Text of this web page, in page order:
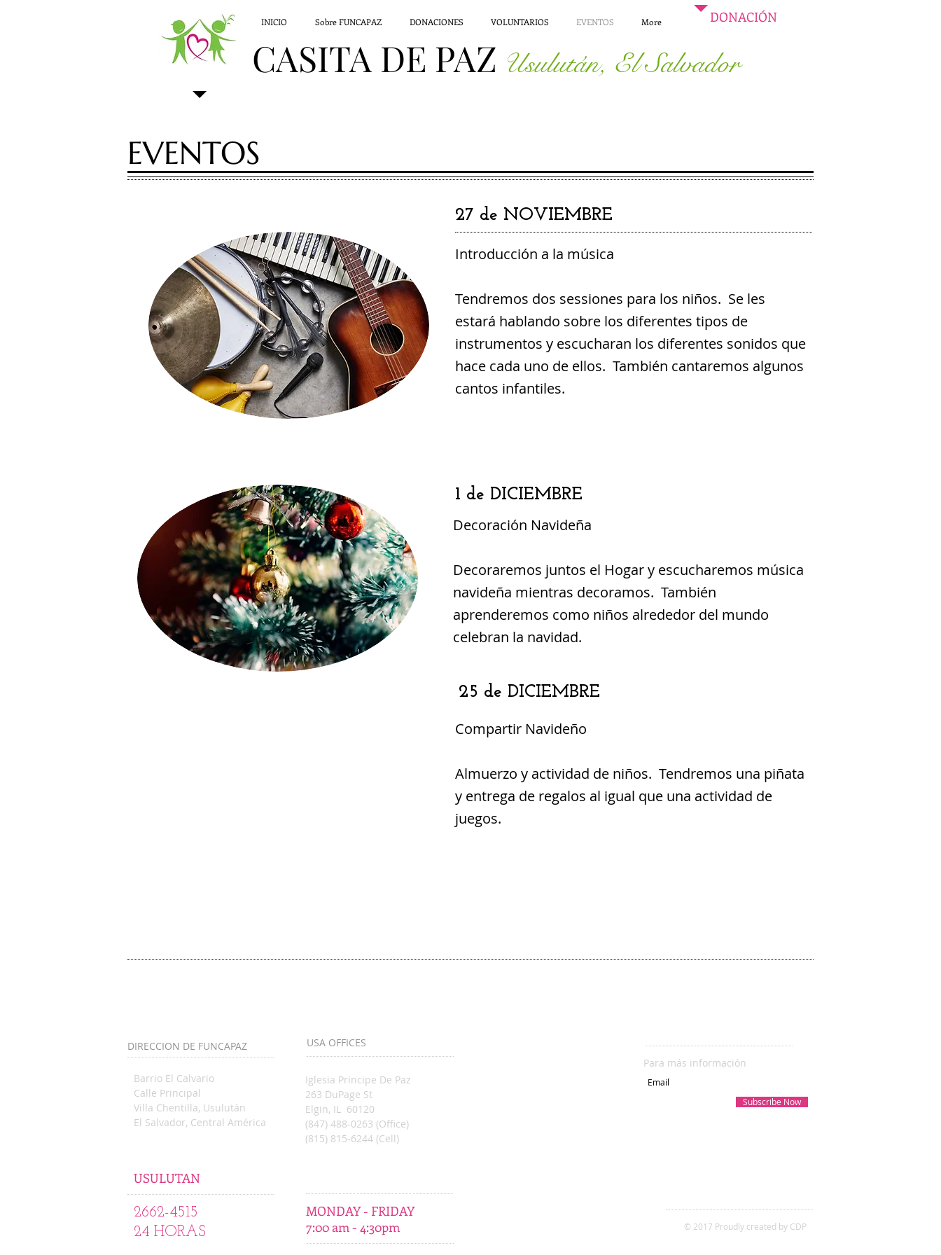
INICIO Sobre FUNCAPAZ DONACIONES VOLUNTARIOS EVENTOS More
CASITA DE PAZ Usulután, El Salvador
DONACIÓN
EVENTOS
27 de NOVIEMBRE
Introducción a la música
Tendremos dos sessiones para los niños. Se les
estará hablando sobre los diferentes tipos de
instrumentos y escucharan los diferentes sonidos que
hace cada uno de ellos. También cantaremos algunos
cantos infantiles.
1 de DICIEMBRE
Decoración Navideña
Decoraremos juntos el Hogar y escucharemos música
navideña mientras decoramos. También
aprenderemos como niños alrededor del mundo
celebran la navidad.
25 de DICIEMBRE
Compartir Navideño
Almuerzo y actividad de niños. Tendremos una piñata
y entrega de regalos al igual que una actividad de
juegos.
© 2017 Proudly created by CDP
Barrio El Calvario
Calle Principal
Villa Chentilla, Usulután
El Salvador, Central América
USA OFFICES
Iglesia Principe De Paz
263 DuPage St
Elgin, IL 60120
(847) 488-0263 (Office)
(815) 815-6244 (Cell)
MONDAY - FRIDAY
7:00 am - 4:30pm
DIRECCION DE FUNCAPAZ
2662-4515
24 HORAS
USULUTAN
Para más información
Subscribe Now